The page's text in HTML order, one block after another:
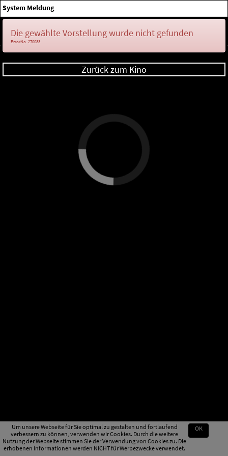
Um unsere Webseite für Sie optimal zu gestalten und fortlaufend
verbessern zu können, verwenden wir Cookies. Durch die weitere
Nutzung der Webseite stimmen Sie der Verwendung von Cookies zu. Die
erhobenen Informationen werden NICHT für Werbezwecke verwendet.
OK
System Meldung
Die gewählte Vorstellung wurde nicht gefunden
ErrorNo. 270083
Zurück zum Kino